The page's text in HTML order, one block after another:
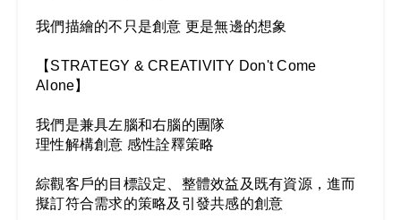
我們描繪的不只是創意 更是無邊的想象
【STRATEGY & CREATIVITY Don't Come
Alone】
我們是兼具左腦和右腦的團隊
理性解構創意 感性詮釋策略
綜觀客戶的目標設定、整體效益及既有資源，進而
擬訂符合需求的策略及引發共感的創意